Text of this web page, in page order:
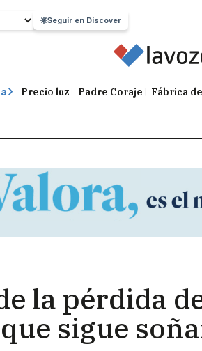
Seguir en Discover
Precio luz Padre Coraje Fábrica
la pérdida
sigue